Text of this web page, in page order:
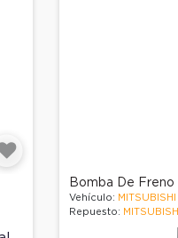
Bomba De Freno
Vehículo: MITSUBISHI
Repuesto: MITSUBISHI